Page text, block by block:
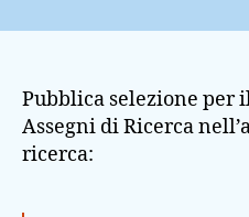
Pubblica selezione per
Assegni di Ricerca
ricerca: